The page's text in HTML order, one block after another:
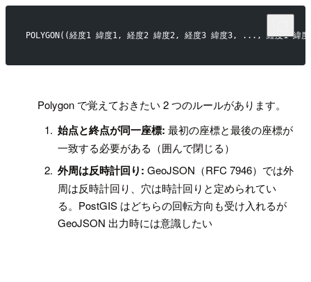
POLYGON((経度1 緯度1, 経度2 緯度2, 経度3 緯度3, ..., 経度1 緯
Polygon で覚えておきたい 2 つのルールがあります。
始点と終点が同一座標: 最初の座標と最後の座標が
一致する必要がある（囲んで閉じる）
外周は反時計回り: GeoJSON（RFC 7946）では外
周は反時計回り、穴は時計回りと定められてい
る。PostGIS はどちらの回転方向も受け入れるが
GeoJSON 出力時には意識したい